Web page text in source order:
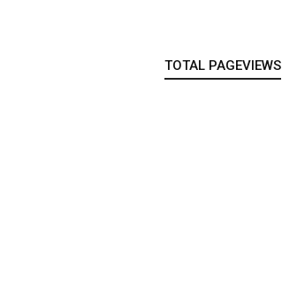
TOTAL PAGEVIEWS